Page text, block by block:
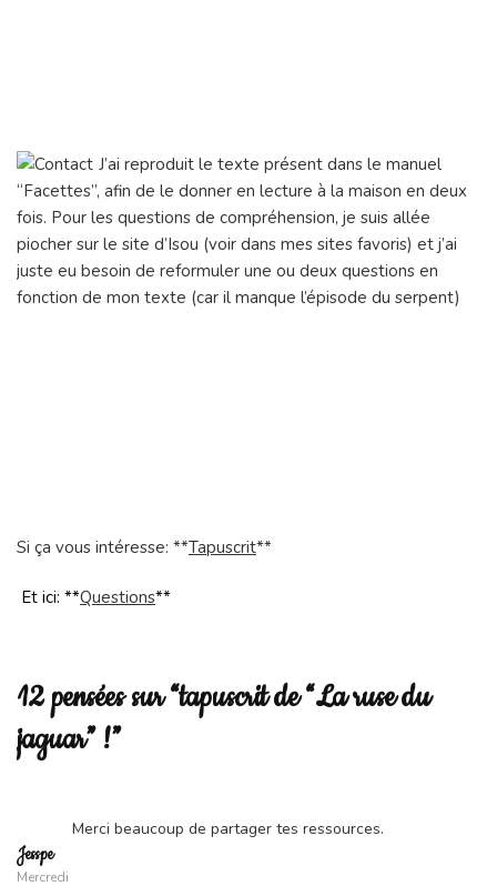
J’ai reproduit le texte présent dans le manuel
“Facettes”, afin de le donner en lecture à la maison en deux
fois. Pour les questions de compréhension, je suis allée
piocher sur le site d’Isou (voir dans mes sites favoris) et j’ai
juste eu besoin de reformuler une ou deux questions en
fonction de mon texte (car il manque l’épisode du serpent)
Si ça vous intéresse: **Tapuscrit**
Et ici: **Questions**
12 pensées sur “tapuscrit de “La ruse du
jaguar” !”
Jesspe
Mercredi
Merci beaucoup de partager tes ressources.